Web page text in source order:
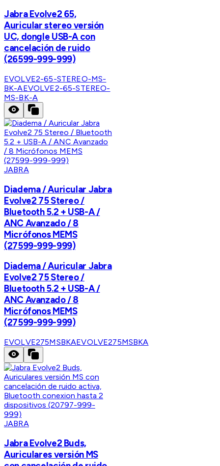
Jabra Evolve2 65,
Auricular stereo versión
UC, dongle USB-A con
cancelación de ruido
(26599-999-999)
EVOLVE2-65-STEREO-MS-
BK-AEVOLVE2-65-STEREO-
MS-BK-A
JABRA
Diadema / Auricular Jabra
Evolve2 75 Stereo /
Bluetooth 5.2 + USB-A /
ANC Avanzado / 8
Micrófonos MEMS
(27599-999-999)
Diadema / Auricular Jabra
Evolve2 75 Stereo /
Bluetooth 5.2 + USB-A /
ANC Avanzado / 8
Micrófonos MEMS
(27599-999-999)
EVOLVE275MSBKAEVOLVE275MSBKA
JABRA
Jabra Evolve2 Buds,
Auriculares versión MS